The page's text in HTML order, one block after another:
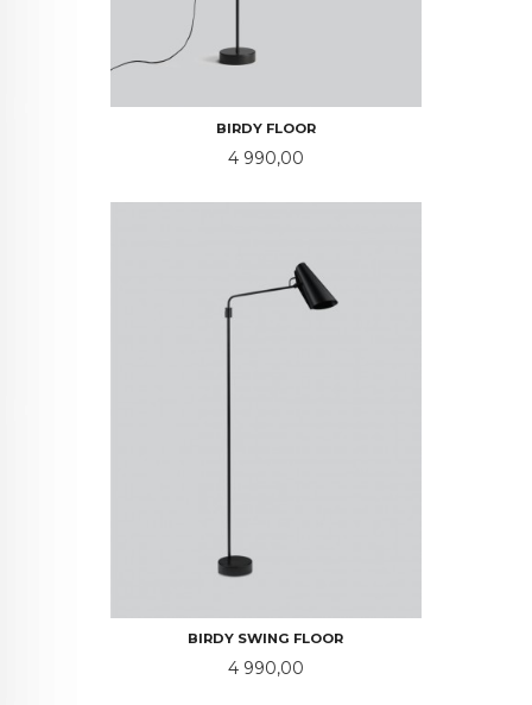
BIRDY FLOOR
Pris
4 990,00
BIRDY SWING FLOOR
Pris
4 990,00